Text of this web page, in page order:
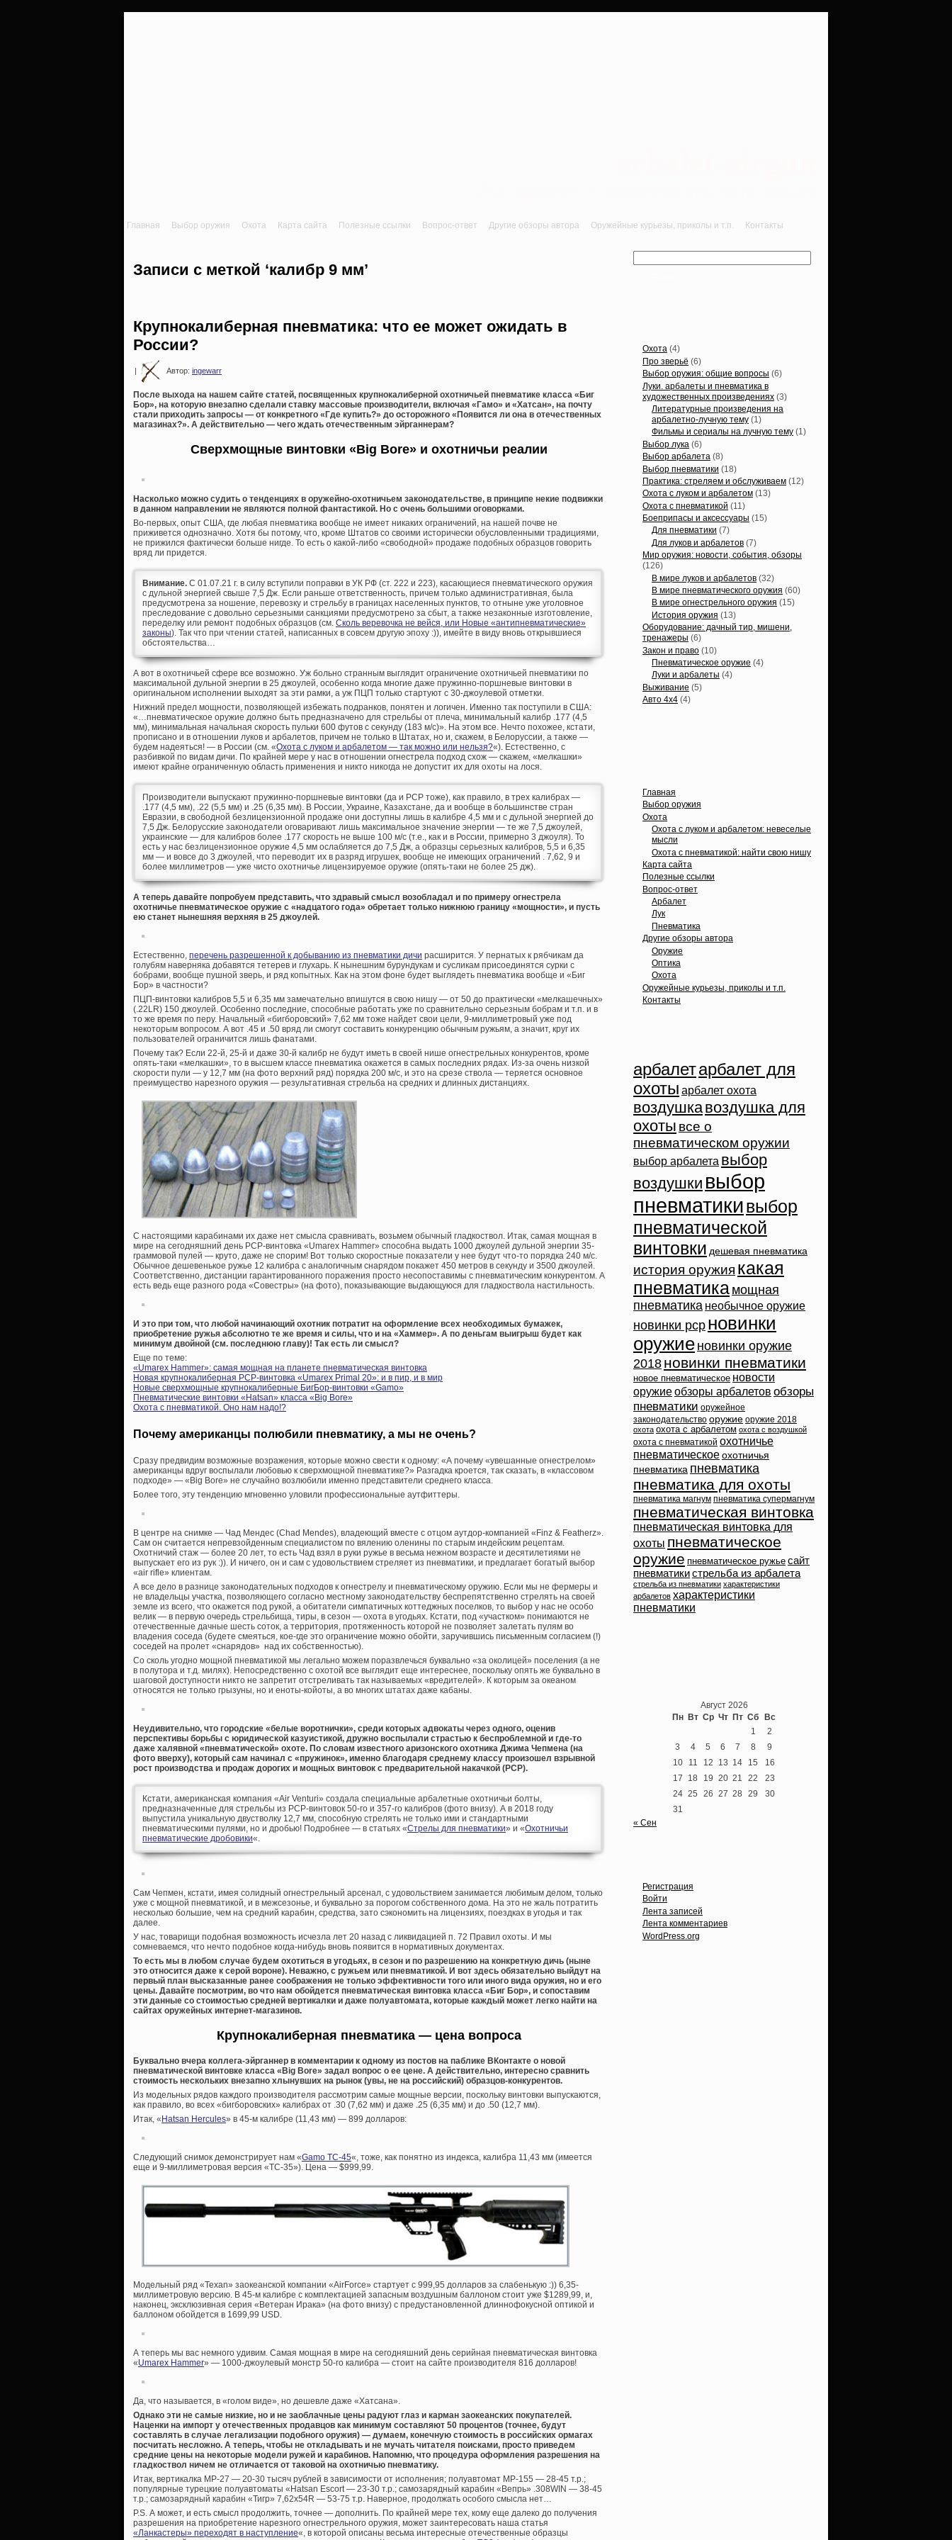
Главная Выбор оружия Охота Карта сайта Полезные ссылки Вопрос-ответ Другие обзоры автора Оружейные курьезы, приколы и т.п. Контакты
Записи с меткой ‘калибр 9 мм’
Крупнокалиберная пневматика: что ее может ожидать в
России?
| Автор: ingewarr
После выхода на нашем сайте статей, посвященных крупнокалиберной охотничьей пневматике класса «Биг
Бор», на которую внезапно сделали ставку массовые производители, включая «Гамо» и «Хатсан», на почту
стали приходить запросы — от конкретного «Где купить?» до осторожного «Появится ли она в отечественных
магазинах?». А действительно — чего ждать отечественным эйрганнерам?
Сверхмощные винтовки «Big Bore» и охотничьи реалии
Насколько можно судить о тенденциях в оружейно-охотничьем законодательстве, в принципе некие подвижки
в данном направлении не являются полной фантастикой. Но с очень большими оговорками.
Во-первых, опыт США, где любая пневматика вообще не имеет никаких ограничений, на нашей почве не
приживется однозначно. Хотя бы потому, что, кроме Штатов со своими исторически обусловленными традициями,
не прижился фактически больше нигде. То есть о какой-либо «свободной» продаже подобных образцов говорить
вряд ли придется.
Внимание. С 01.07.21 г. в силу вступили поправки в УК РФ (ст. 222 и 223), касающиеся пневматического оружия
с дульной энергией свыше 7,5 Дж. Если раньше ответственность, причем только административная, была
предусмотрена за ношение, перевозку и стрельбу в границах населенных пунктов, то отныне уже уголовное
преследование с довольно серьезными санкциями предусмотрено за сбыт, а также незаконные изготовление,
переделку или ремонт подобных образцов (см. Сколь веревочка не вейся, или Новые «антипневматические»
законы). Так что при чтении статей, написанных в совсем другую эпоху :)), имейте в виду вновь открывшиеся
обстоятельства…
А вот в охотничьей сфере все возможно. Уж больно странным выглядит ограничение охотничьей пневматики по
максимальной дульной энергии в 25 джоулей, особенно когда многие даже пружинно-поршневые винтовки в
оригинальном исполнении выходят за эти рамки, а уж ПЦП только стартуют с 30-джоулевой отметки.
Нижний предел мощности, позволяющей избежать подранков, понятен и логичен. Именно так поступили в США:
«…пневматическое оружие должно быть предназначено для стрельбы от плеча, минимальный калибр .177 (4,5
мм), минимальная начальная скорость пульки 600 футов с секунду (183 м/с)». На этом все. Нечто похожее, кстати,
прописано и в отношении луков и арбалетов, причем не только в Штатах, но и, скажем, в Белоруссии, а также —
будем надеяться! — в России (см. «Охота с луком и арбалетом — так можно или нельзя?«). Естественно, с
разбивкой по видам дичи. По крайней мере у нас в отношении огнестрела подход схож — скажем, «мелкашки»
имеют крайне ограниченную область применения и никто никогда не допустит их для охоты на лося.
Производители выпускают пружинно-поршневые винтовки (да и PCP тоже), как правило, в трех калибрах —
.177 (4,5 мм), .22 (5,5 мм) и .25 (6,35 мм). В России, Украине, Казахстане, да и вообще в большинстве стран
Евразии, в свободной безлицензионной продаже они доступны лишь в калибре 4,5 мм и с дульной энергией до
7,5 Дж. Белорусские законодатели оговаривают лишь максимальное значение энергии — те же 7,5 джоулей,
украинские — для калибров более .177 скорость не выше 100 м/с (т.е., как и в России, примерно 3 джоуля). То
есть у нас безлицензионное оружие 4,5 мм ослабляется до 7,5 Дж, а образцы серьезных калибров, 5,5 и 6,35
мм — и вовсе до 3 джоулей, что переводит их в разряд игрушек, вообще не имеющих ограничений . 7,62, 9 и
более миллиметров — уже чисто охотничье лицензируемое оружие (опять-таки не более 25 дж).
А теперь давайте попробуем представить, что здравый смысл возобладал и по примеру огнестрела
охотничье пневматическое оружие с «надцатого года» обретает только нижнюю границу «мощности», и пусть
ею станет нынешняя верхняя в 25 джоулей.
Естественно, перечень разрешенной к добыванию из пневматики дичи расширится. У пернатых к рябчикам да
голубям наверняка добавятся тетерев и глухарь. К нынешним бурундукам и сусликам присоединятся сурки с
бобрами, вообще пушной зверь, и ряд копытных. Как на этом фоне будет выглядеть пневматика вообще и «Биг
Бор» в частности?
ПЦП-винтовки калибров 5,5 и 6,35 мм замечательно впишутся в свою нишу — от 50 до практически «мелкашечных»
(.22LR) 150 джоулей. Особенно последние, способные работать уже по сравнительно серьезным бобрам и т.п. и в
то же время по перу. Начальный «бигборовский» 7,62 мм тоже найдет свои цели, 9-миллиметровый уже под
некоторым вопросом. А вот .45 и .50 вряд ли смогут составить конкуренцию обычным ружьям, а значит, круг их
пользователей ограничится лишь фанатами.
Почему так? Если 22-й, 25-й и даже 30-й калибр не будут иметь в своей нише огнестрельных конкурентов, кроме
опять-таки «мелкашки», то в высшем классе пневматика окажется в самых последних рядах. Из-за очень низкой
скорости пули — у 12,7 мм (на фото верхний ряд) порядка 200 м/с, и это на срезе ствола — теряется основное
преимущество нарезного оружия — результативная стрельба на средних и длинных дистанциях.
С настоящими карабинами их даже нет смысла сравнивать, возьмем обычный гладкоствол. Итак, самая мощная в
мире на сегодняшний день PCP-винтовка «Umarex Hammer» способна выдать 1000 джоулей дульной энергии 35-
граммовой пулей — круто, даже не спорим! Вот только скоростные показатели у нее будут что-то порядка 240 м/с.
Обычное дешевенькое ружье 12 калибра с аналогичным снарядом покажет 450 метров в секунду и 3500 джоулей.
Соответственно, дистанции гарантированного поражения просто несопоставимы с пневматическим конкурентом. А
есть ведь еще разного рода «Совестры» (на фото), показывающие выдающуюся для гладкоствола настильность.
И это при том, что любой начинающий охотник потратит на оформление всех необходимых бумажек,
приобретение ружья абсолютно те же время и силы, что и на «Хаммер». А по деньгам выигрыш будет как
минимум двойной (см. последнюю главу)! Так есть ли смысл?
Еще по теме:
«Umarex Hammer»: самая мощная на планете пневматическая винтовка
Новая крупнокалиберная PCP-винтовка «Umarex Primal 20»: и в пир, и в мир
Новые сверхмощные крупнокалиберные БигБор-винтовки «Gamo»
Пневматические винтовки «Hatsan» класса «Big Bore»
Охота с пневматикой. Оно нам надо!?
Почему американцы полюбили пневматику, а мы не очень?
Сразу предвидим возможные возражения, которые можно свести к одному: «А почему «увешанные огнестрелом»
американцы вдруг воспылали любовью к сверхмощной пневматике?» Разгадка кроется, так сказать, в «классовом
подходе» — «Big Bore» не случайно возлюбили именно представители среднего класса.
Более того, эту тенденцию мгновенно уловили профессиональные аутфиттеры.
В центре на снимке — Чад Мендес (Chad Mendes), владеющий вместе с отцом аутдор-компанией «Finz & Featherz».
Сам он считается непревзойденным специалистом по вялению оленины по старым индейским рецептам.
Охотничий стаж — более 20 лет, то есть Чад взял в руки ружье в весьма нежном возрасте и десятилетиями не
выпускает его из рук :)). И ничего, он и сам с удовольствием стреляет из пневматики, и предлагает богатый выбор
«air rifle» клиентам.
А все дело в разнице законодательных подходов к огнестрелу и пневматическому оружию. Если мы не фермеры и
не владельцы участка, позволяющего согласно местному законодательству беспрепятственно стрелять на своей
земле из всего, что окажется под рукой, а обитатели симпатичных коттеджных поселков, то выбор у нас не особо
велик — в первую очередь стрельбища, тиры, в сезон — охота в угодьях. Кстати, под «участком» понимаются не
отечественные дачные шесть соток, а территория, протяженность которой не позволяет залетать пулям во
владения соседа (будете смеяться, кое-где это ограничение можно обойти, заручившись письменным согласием (!)
соседей на пролет «снарядов» над их собственностью).
Со сколь угодно мощной пневматикой мы легально можем поразвлечься буквально «за околицей» поселения (а не
в полутора и т.д. милях). Непосредственно с охотой все выглядит еще интереснее, поскольку опять же буквально в
шаговой доступности никто не запретит отстреливать так называемых «вредителей». К которым за океаном
относятся не только грызуны, но и еноты-койоты, а во многих штатах даже кабаны.
Неудивительно, что городские «белые воротнички», среди которых адвокаты через одного, оценив
перспективы борьбы с юридической казуистикой, дружно воспылали страстью к беспроблемной и где-то
даже халявной «пневматической» охоте. По словам известного аризонского охотника Джима Чепмена (на
фото вверху), который сам начинал с «пружинок», именно благодаря среднему классу произошел взрывной
рост производства и продаж дорогих и мощных винтовок с предварительной накачкой (PCP).
Кстати, американская компания «Air Venturi» создала специальные арбалетные охотничьи болты,
предназначенные для стрельбы из PCP-винтовок 50-го и 357-го калибров (фото внизу). А в 2018 году
выпустила уникальную двустволку 12,7 мм, способную стрелять не только ими и стандартными
пневматическими пулями, но и дробью! Подробнее — в статьях «Стрелы для пневматики» и «Охотничьи
пневматические дробовики«.
Сам Чепмен, кстати, имея солидный огнестрельный арсенал, с удовольствием занимается любимым делом, только
уже с мощной пневматикой, и в межсезонье, и буквально за порогом собственного дома. На это не жаль потратить
несколько большие, чем на средний карабин, средства, зато сэкономить на лицензиях, поездках в угодья и так
далее.
У нас, товарищи подобная возможность исчезла лет 20 назад с ликвидацией п. 72 Правил охоты. И мы
сомневаемся, что нечто подобное когда-нибудь вновь появится в нормативных документах.
То есть мы в любом случае будем охотиться в угодьях, в сезон и по разрешению на конкретную дичь (ныне
это относится даже к серой вороне). Неважно, с ружьем или пневматикой. И вот здесь обязательно выйдут на
первый план высказанные ранее соображения не только эффективности того или иного вида оружия, но и его
цены. Давайте посмотрим, во что нам обойдется пневматическая винтовка класса «Биг Бор», и сопоставим
эти данные со стоимостью средней вертикалки и даже полуавтомата, которые каждый может легко найти на
сайтах оружейных интернет-магазинов.
Крупнокалиберная пневматика — цена вопроса
Буквально вчера коллега-эйрганнер в комментарии к одному из постов на паблике ВКонтакте о новой
пневматической винтовке класса «Big Bore» задал вопрос о ее цене. А действительно, интересно сравнить
стоимость нескольких внезапно хлынувших на рынок (увы, не на российский) образцов-конкурентов.
Из модельных рядов каждого производителя рассмотрим самые мощные версии, поскольку винтовки выпускаются,
как правило, во всех «бигборовских» калибрах от .30 (7,62 мм) и даже .25 (6,35 мм) и до .50 (12,7 мм).
Итак, «Hatsan Hercules» в 45-м калибре (11,43 мм) — 899 долларов:
Следующий снимок демонстрирует нам «Gamo TC-45«, тоже, как понятно из индекса, калибра 11,43 мм (имеется
еще и 9-миллиметровая версия «TC-35»). Цена — $999,99.
Модельный ряд «Texan» заокеанской компании «AirForce» стартует с 999,95 долларов за слабенькую :)) 6,35-
миллиметровую версию. В 45-м калибре с комплектацией запасным воздушным баллоном стоит уже $1289,99, и,
наконец, эксклюзивная серия «Ветеран Ирака» (на фото внизу) с предустановленной длиннофокусной оптикой и
баллоном обойдется в 1699,99 USD.
А теперь мы вас немного удивим. Самая мощная в мире на сегодняшний день серийная пневматическая винтовка
«Umarex Hammer» — 1000-джоулевый монстр 50-го калибра — стоит на сайте производителя 816 долларов!
Да, что называется, в «голом виде», но дешевле даже «Хатсана».
Однако эти не самые низкие, но и не заоблачные цены радуют глаз и карман заокеанских покупателей.
Наценки на импорт у отечественных продавцов как минимум составляют 50 процентов (точнее, будут
составлять в случае легализации подобного оружия) — думаем, конечную стоимость в российских ормагах
посчитать несложно. А теперь, чтобы не откладывать и не мучать читателя поисками, просто приведем
средние цены на некоторые модели ружей и карабинов. Напомню, что процедура оформления разрешения на
гладкоствол ничем не отличается от таковой на охотничью пневматику.
Итак, вертикалка МР-27 — 20-30 тысяч рублей в зависимости от исполнения; полуавтомат МР-155 — 28-45 т.р.;
популярные турецкие полуавтоматы «Hatsan Escort — 23-30 т.р.; самозарядный карабин «Вепрь» .308WIN — 38-45
т.р.; самозарядный карабин «Тигр» 7,62х54R — 53-75 т.р. Наверное, продолжать особого смысла нет…
P.S. А может, и есть смысл продолжить, точнее — дополнить. По крайней мере тех, кому еще далеко до получения
разрешения на приобретение нарезного огнестрельного оружия, может заинтересовать наша статья
«Ланкастеры» переходят в наступление«, в которой описаны весьма интересные отечественные образцы
Охота (4)
Про зверьё (6)
Выбор оружия: общие вопросы (6)
Луки. арбалеты и пневматика в
художественных произведениях (3)
Литературные произведения на
арбалетно-лучную тему (1)
Фильмы и сериалы на лучную тему (1)
Выбор лука (6)
Выбор арбалета (8)
Выбор пневматики (18)
Практика: стреляем и обслуживаем (12)
Охота с луком и арбалетом (13)
Охота с пневматикой (11)
Боеприпасы и аксессуары (15)
Для пневматики (7)
Для луков и арбалетов (7)
Мир оружия: новости, события, обзоры
(126)
В мире луков и арбалетов (32)
В мире пневматического оружия (60)
В мире огнестрельного оружия (15)
История оружия (13)
Оборудование: дачный тир, мишени,
тренажеры (6)
Закон и право (10)
Пневматическое оружие (4)
Луки и арбалеты (4)
Выживание (5)
Авто 4х4 (4)
Главная
Выбор оружия
Охота
Охота с луком и арбалетом: невеселые
мысли
Охота с пневматикой: найти свою нишу
Карта сайта
Полезные ссылки
Вопрос-ответ
Арбалет
Лук
Пневматика
Другие обзоры автора
Оружие
Оптика
Охота
Оружейные курьезы, приколы и т.п.
Контакты
арбалетарбалет для
охоты арбалет охота
воздушкавоздушка для
охоты все о
пневматическом оружии
выбор арбалета выбор
воздушки выбор
пневматикивыбор
пневматической
винтовки дешевая пневматика
история оружия какая
пневматика мощная
пневматика необычное оружие
новинки pcp новинки
оружие новинки оружие
2018 новинки пневматики
новое пневматическое новости
оружиеобзоры арбалетов обзоры
пневматики оружейное
законодательство оружие оружие 2018
охота охота с арбалетом охота с воздушкой
охота с пневматикой охотничье
пневматическое охотничья
пневматика пневматика
пневматика для охоты
пневматика магнум пневматика супермагнум
пневматическая винтовка
пневматическая винтовка для
охоты пневматическое
оружие пневматическое ружье сайт
пневматикистрельба из арбалета
стрельба из пневматики характеристики
арбалетов характеристики
пневматики
Август 2026
Пн Вт Ср Чт Пт Сб Вс
1
2
3
4 5 6 7 8
9
10
11 12 13 14 15
16
17
18 19 20 21 22
23
24 25 26 27 28 29
30
31
« Сен
Регистрация
Войти
Лента записей
Лента комментариев
WordPress.org